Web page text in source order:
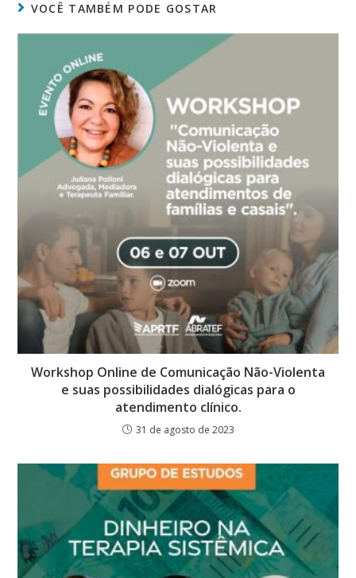
VOCÊ TAMBÉM PODE GOSTAR
Workshop Online de Comunicação Não-Violenta
e suas possibilidades dialógicas para o
atendimento clínico.
31 de agosto de 2023